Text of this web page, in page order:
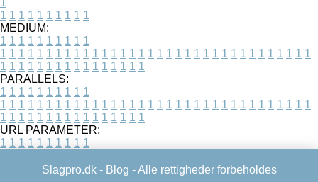
1 1 1 1 1 1 1 1 1 1
MEDIUM:
1 1 1 1 1 1 1 1 1 1
1 1 1 1 1 1 1 1 1 1 1 1 1 1 1 1 1 1 1 1 1 1 1 1 1 1 1 1 1 1 1 1 1 1
1 1 1 1 1 1 1 1 1 1 1 1 1 1 1 1
PARALLELS:
1 1 1 1 1 1 1 1 1 1
1 1 1 1 1 1 1 1 1 1 1 1 1 1 1 1 1 1 1 1 1 1 1 1 1 1 1 1 1 1 1 1 1 1
1 1 1 1 1 1 1 1 1 1 1 1 1 1 1 1
URL PARAMETER:
1 1 1 1 1 1 1 1 1 1
Slagpro.dk - Blog - Alle rettigheder forbeholdes